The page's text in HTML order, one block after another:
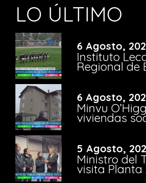
LO ÚLTIMO
6 Agosto,
Instituto
Regional de
6 Agosto,
Minvu
viviendas
5 Agosto,
Ministro del
visita